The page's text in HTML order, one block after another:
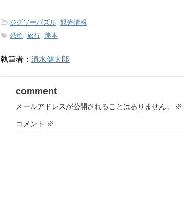
-ジグソーパズル, 観光情報
-恐竜, 旅行, 熊本
執筆者： 清水健太郎
comment
メールアドレスが公開されることはありません。 ※
コメント ※